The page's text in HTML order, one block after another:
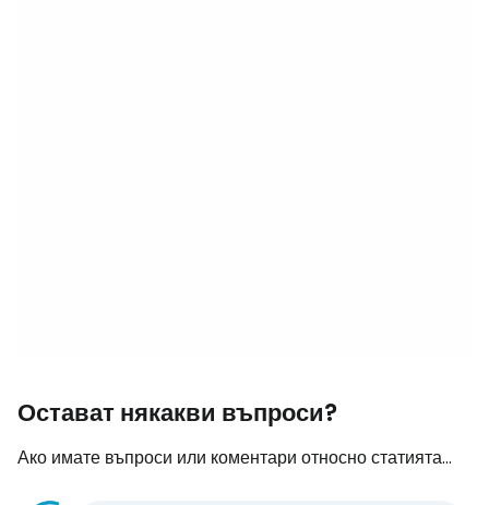
Остават някакви въпроси?
Ако имате въпроси или коментари относно статията...